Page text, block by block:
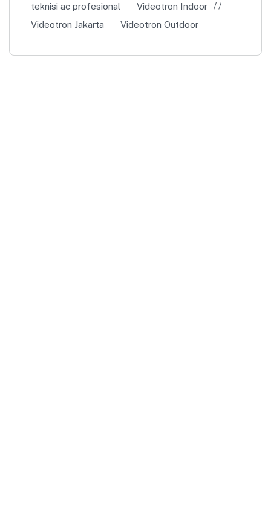
teknisi ac profesional
Videotron Indoor
Videotron Jakarta
Videotron Outdoor